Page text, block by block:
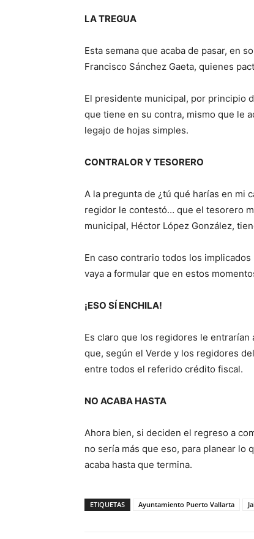
LA TREGUA
Esta semana que acaba de pasar, en
Francisco Sánchez Gaeta, quienes
El presidente municipal, por principio
que tiene en su contra, mismo que le
legajo de hojas simples.
CONTRALOR Y TESORERO
A la pregunta de ¿tú qué harías en mi
regidor le contestó… que el tesorero
municipal, Héctor López González,
En caso contrario todos los
vaya a formular que en estos
¡ESO SÍ ENCHILA!
Es claro que los regidores le entrarían
que, según el Verde y los regidores
entre todos el referido crédito fiscal.
NO ACABA HASTA
Ahora bien, si deciden el regreso a
no sería más que eso, para planear lo
acaba hasta que termina.
ETIQUETAS Ayuntamiento Puerto Vallarta